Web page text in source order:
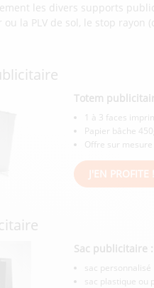
les divers supports
la PLV de sol, le stop rayon
Totem
1 à 3 faces
Papier bâche
Offre sur
J'EN PROFITE !
Sac publicitaire :
sac personnalisé
sac plastique ou